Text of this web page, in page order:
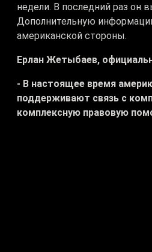
недели. В последний раз он
Дополнительную
американской стороны.
Ерлан Жетыбаев,
- В настоящее время
поддерживают связь с
комплексную правовую